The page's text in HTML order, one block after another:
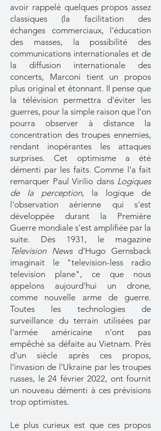
avoir rappelé quelques propos assez
classiques (la facilitation des
échanges commerciaux, l'éducation
des masses, la possibilité des
communications internationales et de
la diffusion internationale des
concerts, Marconi tient un propos
plus original et étonnant. Il pense que
la télévision permettra d'éviter les
guerres, pour la simple raison que l'on
pourra observer à distance la
concentration des troupes ennemies,
rendant inopérantes les attaques
surprises. Cet optimisme a été
démenti par les faits. Comme l'a fait
remarquer Paul Virilio dans Logiques
de la perception, la logique de
l'observation aérienne qui s'est
développée durant la Première
Guerre mondiale s'est amplifiée par la
suite. Dès 1931, le magazine
Television Newsd'Hugo Gernsback
imaginait le "television-less radio
television plane", ce que nous
appelons aujourd'hui un drone,
comme nouvelle arme de guerre.
Toutes les technologies de
surveillance du terrain utilisées par
l'armée américaine n'ont pas
empêché sa défaite au Vietnam. Près
d'un siècle après ces propos,
l'invasion de l'Ukraine par les troupes
russes, le 24 février 2022, ont fournit
un nouveau démenti à ces prévisions
trop optimistes.
Le plus curieux est que ces propos